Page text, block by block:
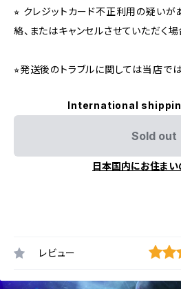
⭐︎ クレジットカード不正利用の疑い
絡、またはキャンセルさせていただく場
⭐︎発送後のトラブルに関しては当店で
International
Sold out
日本国内にお住まい
レビュー